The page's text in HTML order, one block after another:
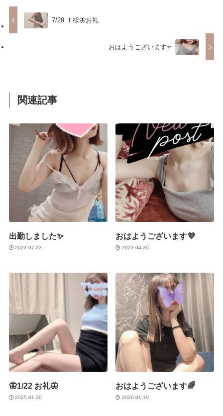
7/29 Ｔ様🦋お礼
おはようございます⭐️
関連記事
出勤しました✨
2023.07.23
おはようございます💜
2023.04.30
🦋1/22 お礼🦋
2025.01.30
おはようございます🌈
2026.01.19